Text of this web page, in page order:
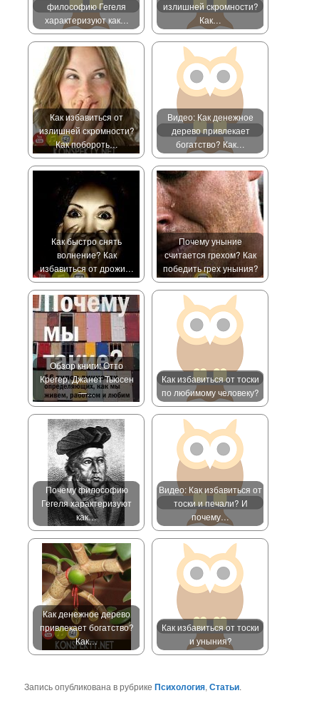
философию Гегеля
характеризуют как…
излишней скромности?
Как…
Как избавиться от
излишней скромности?
Как побороть…
Видео: Как денежное
дерево привлекает
богатство? Как…
Как быстро снять
волнение? Как
избавиться от дрожи…
Почему уныние
считается грехом? Как
победить грех уныния?
Обзор книги: Отто
Крегер, Джанет Тьюсен
—…
Как избавиться от тоски
по любимому человеку?
Почему философию
Гегеля характеризуют
как…
Видео: Как избавиться от
тоски и печали? И
почему…
Как денежное дерево
привлекает богатство?
Как…
Как избавиться от тоски
и уныния?
Запись опубликована в рубрикеПсихология,Статьи.